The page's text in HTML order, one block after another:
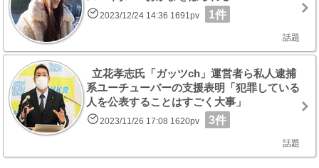
2023/12/24 14:36 1691pv 1件
話題
立花孝志氏「ガッツch」運営者ら私人逮捕
系ユーチューバーの支援表明「犯罪している
人を公表することはすごく大事」
2023/11/26 17:08 1620pv 3件
話題